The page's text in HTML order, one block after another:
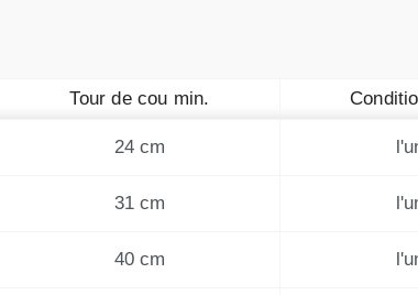
Tour de cou min.
24 cm
31 cm
40 cm